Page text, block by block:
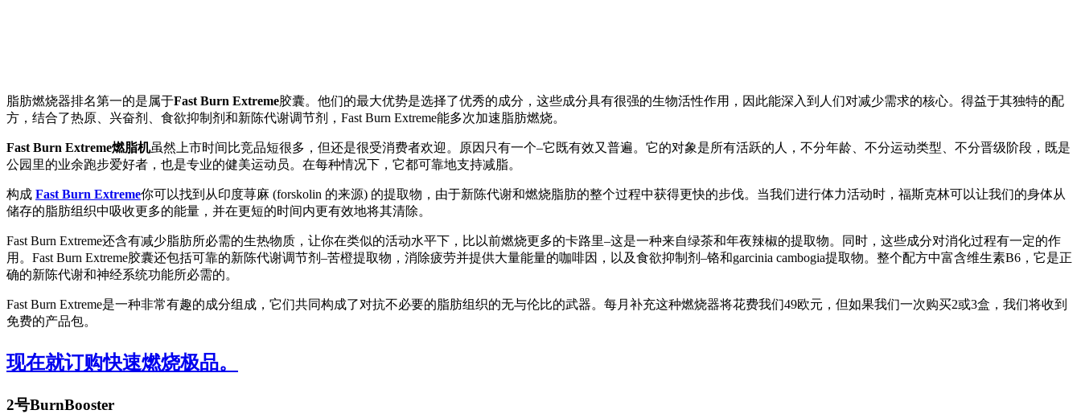
脂肪燃烧器排名第一的是属于Fast Burn Extreme胶囊。他们的最大优势是选择了优秀的成分，这些成分具有很强的生物活性作用，因此能深入到人们对减少需求的核心。得益于其独特的配
方，结合了热原、兴奋剂、食欲抑制剂和新陈代谢调节剂，Fast Burn Extreme能多次加速脂肪燃烧。
Fast Burn Extreme燃脂机虽然上市时间比竞品短很多，但还是很受消费者欢迎。原因只有一个–它既有效又普遍。它的对象是所有活跃的人，不分年龄、不分运动类型、不分晋级阶段，既是
公园里的业余跑步爱好者，也是专业的健美运动员。在每种情况下，它都可靠地支持减脂。
构成 Fast Burn Extreme你可以找到从印度荨麻 (forskolin 的来源) 的提取物，由于新陈代谢和燃烧脂肪的整个过程中获得更快的步伐。当我们进行体力活动时，福斯克林可以让我们的身体从
储存的脂肪组织中吸收更多的能量，并在更短的时间内更有效地将其清除。
Fast Burn Extreme还含有减少脂肪所必需的生热物质，让你在类似的活动水平下，比以前燃烧更多的卡路里–这是一种来自绿茶和年夜辣椒的提取物。同时，这些成分对消化过程有一定的作
用。Fast Burn Extreme胶囊还包括可靠的新陈代谢调节剂–苦橙提取物，消除疲劳并提供大量能量的咖啡因，以及食欲抑制剂–铬和garcinia cambogia提取物。整个配方中富含维生素B6，它是正
确的新陈代谢和神经系统功能所必需的。
Fast Burn Extreme是一种非常有趣的成分组成，它们共同构成了对抗不必要的脂肪组织的无与伦比的武器。每月补充这种燃烧器将花费我们49欧元，但如果我们一次购买2或3盒，我们将收到
免费的产品包。
现在就订购快速燃烧极品。
2号BurnBooster